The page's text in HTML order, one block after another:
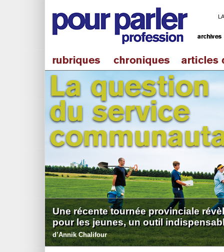
Une récente tournée provinciale
pour les jeunes, un outil
d’Annik Chalifour